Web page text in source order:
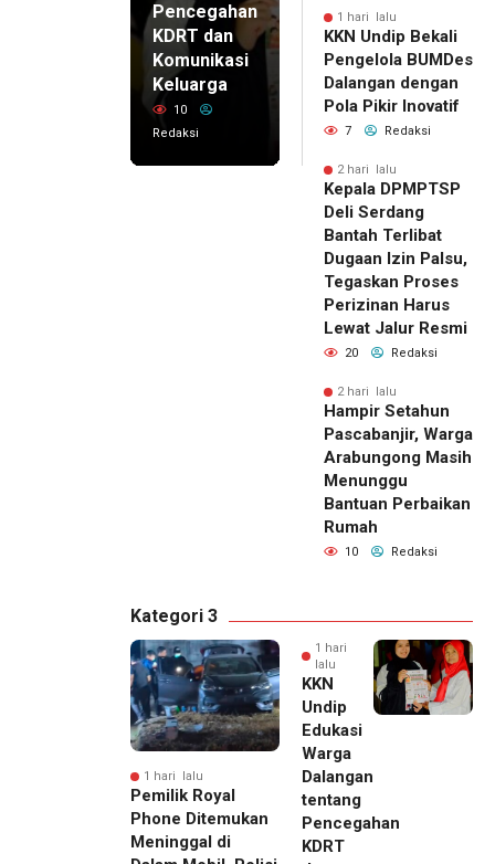
Pencegahan
KDRT dan
Komunikasi
Keluarga
10
Redaksi
1 hari lalu
KKN Undip Bekali
Pengelola BUMDes
Dalangan dengan
Pola Pikir Inovatif
7 Redaksi
2 hari lalu
Kepala DPMPTSP
Deli Serdang
Bantah Terlibat
Dugaan Izin Palsu,
Tegaskan Proses
Perizinan Harus
Lewat Jalur Resmi
20 Redaksi
2 hari lalu
Hampir Setahun
Pascabanjir, Warga
Arabungong Masih
Menunggu
Bantuan Perbaikan
Rumah
10 Redaksi
Kategori 3
1 hari lalu
Pemilik Royal
Phone Ditemukan
Meninggal di
1 hari
lalu
KKN
Undip
Edukasi
Warga
Dalangan
tentang
Pencegahan
KDRT